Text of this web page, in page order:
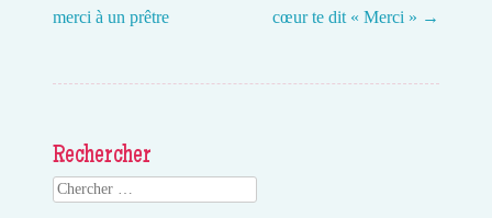
Post navigation
merci à un prêtre
cœur te dit « Merci » →
Rechercher
Search